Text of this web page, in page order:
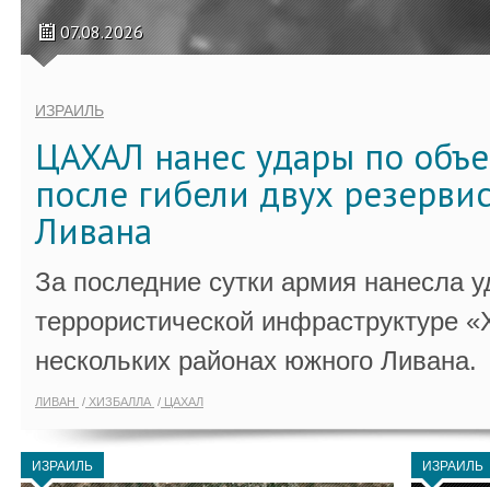
07.08.2026
ИЗРАИЛЬ
ЦАХАЛ нанес удары по
после гибели двух
Ливана
За последние сутки армия нанесла
террористической инфраструктуре
нескольких районах южного Ливана.
ЛИВАН ХИЗБАЛЛА ЦАХАЛ
ИЗРАИЛЬ ИЗРАИЛЬ